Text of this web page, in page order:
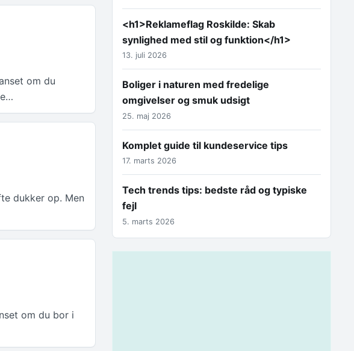
om du
dukker op. Men
om du bor i
<h1>Reklameflag Roskilde: Skab
synlighed med stil og funktion</h1>
13. juli 2026
Boliger i naturen med fredelige
omgivelser og smuk udsigt
25. maj 2026
Komplet guide til kundeservice tips
17. marts 2026
Tech trends tips: bedste råd og typiske
fejl
5. marts 2026